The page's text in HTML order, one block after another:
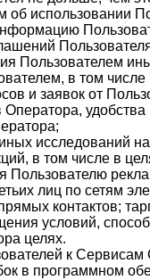
об использовании
Пользователем
в том
и заявок от
исследований
в том числе в
Пользователю
лиц по сетям
контактов;
условий,
целях.
к Сервисам
в программном